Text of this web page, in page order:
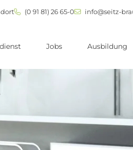
(0 91 81) 26 65-0 info@seitz-
Jobs Ausbildung